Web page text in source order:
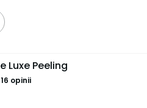
Luxe Peeling
16 opinii